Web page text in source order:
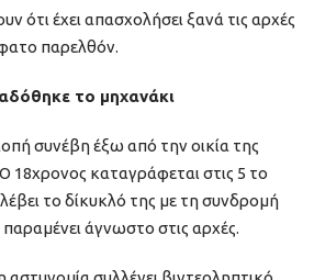
ότι έχει απασχολήσει ξανά τις αρχές
παρελθόν.
το μηχανάκι
συνέβη έξω από την οικία της
18χρονος καταγράφεται στις 5 το
το δίκυκλό της με τη συνδρομή
άγνωστο στις αρχές.